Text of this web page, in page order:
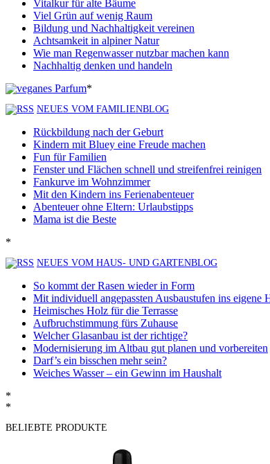
Vitalkur für alte Bäume
Viel Grün auf wenig Raum
Bildung und Nachhaltigkeit vereinen
Achtsamkeit in alpiner Natur
Wie man Regenwasser nutzbar machen kann
Nachhaltig denken und handeln
*
NEUES VOM FAMILIENBLOG
Rückbildung nach der Geburt
Kindern mit Bluey eine Freude machen
Fun für Familien
Fenster und Flächen schnell und streifenfrei reinigen
Fankurve im Wohnzimmer
Mit den Kindern ins Ferienabenteuer
Abenteuer ohne Eltern: Urlaubstipps
Mama ist die Beste
*
NEUES VOM HAUS- UND GARTENBLOG
So kommt der Rasen wieder in Form
Mit individuell angepassten Ausbaustufen ins eigene
Heimisches Holz für die Terrasse
Aufbruchstimmung fürs Zuhause
Welcher Glasanbau ist der richtige?
Modernisierung im Altbau gut planen und vorbereiten
Darf’s ein bisschen mehr sein?
Weiches Wasser – ein Gewinn im Haushalt
*
*
BELIEBTE PRODUKTE